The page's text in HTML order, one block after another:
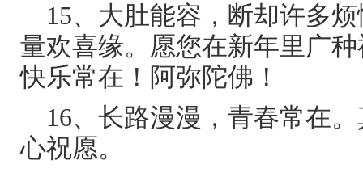
15、大肚能容，断却许多
量欢喜缘。愿您在新年里广
快乐常在！阿弥陀佛！
16、长路漫漫，青春常在
心祝愿。